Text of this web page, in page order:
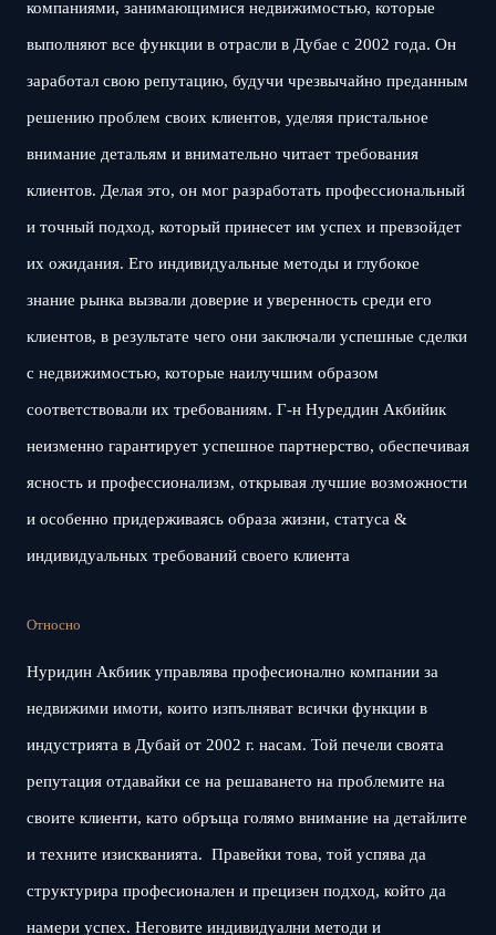
компаниями, занимающимися недвижимостью, которые
выполняют все функции в отрасли в Дубае с 2002 года. Он
заработал свою репутацию, будучи чрезвычайно преданным
решению проблем своих клиентов, уделяя пристальное
внимание детальям и внимательно читает требования
клиентов. Делая это, он мог разработать профессиональный
и точный подход, который принесет им успех и превзойдет
их ожидания. Его индивидуальные методы и глубокое
знание рынка вызвали доверие и уверенность среди его
клиентов, в результате чего они заключали успешные сделки
с недвижимостью, которые наилучшим образом
соответствовали их требованиям. Г-н Нуреддин Акбийик
неизменно гарантирует успешное партнерство, обеспечивая
ясность и профессионализм, открывая лучшие возможности
и особенно придерживаясь образа жизни, статуса &
индивидуальных требований своего клиента
Относно
Нуридин Акбиик управлява професионално компании за
недвижими имоти, които изпълняват всички функции в
индустрията в Дубай от 2002 г. насам. Той печели своята
репутация отдавайки се на решаването на проблемите на
своите клиенти, като обръща голямо внимание на детайлите
и техните изискванията. Правейки това, той успява да
структурира професионален и прецизен подход, който да
намери успех. Неговите индивидуални методи и